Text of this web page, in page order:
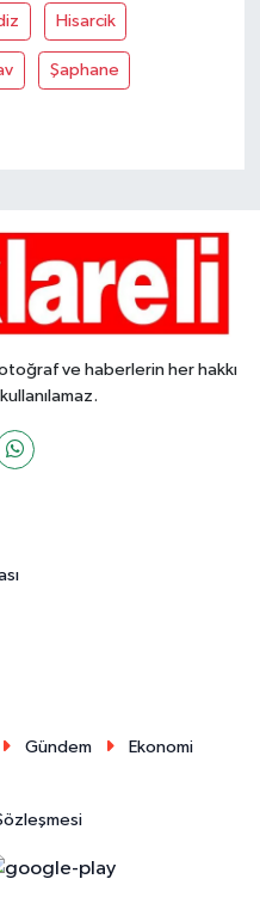
Hisarcik
Şaphane
ve haberlerin her hakkı
Gündem
Ekonomi